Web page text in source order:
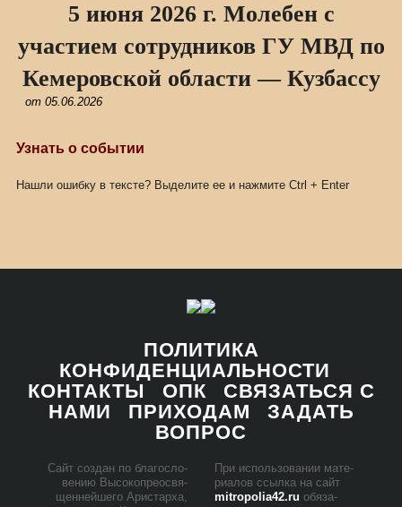
5 июня 2026 г. Молебен с
участием сотрудников ГУ МВД по
Кемеровской области — Кузбассу
от 05.06.2026
Узнать о событии
Нашли ошибку в тексте? Выделите ее и нажмите Ctrl + Enter
ПОЛИТИКА
КОНФИДЕНЦИАЛЬНОСТИ
КОНТАКТЫ
ОПК
СВЯЗАТЬСЯ С
НАМИ
ПРИХОДАМ
ЗАДАТЬ
ВОПРОС
Сайт со­здан по бла­го­сло­
ве­нию Вы­со­ко­прео­свя­
щен­ней­ше­го Ари­стар­ха,
При ис­поль­зо­ва­нии ма­те­
ри­а­лов ссыл­ка на сайт
mitropolia42.ru обя­за­